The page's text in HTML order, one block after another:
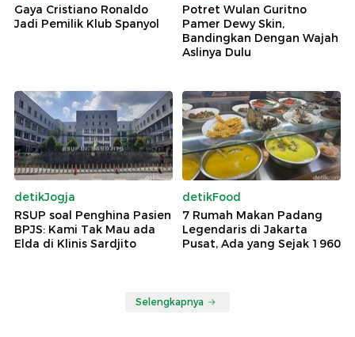
Gaya Cristiano Ronaldo
Jadi Pemilik Klub Spanyol
Potret Wulan Guritno
Pamer Dewy Skin,
Bandingkan Dengan Wajah
Aslinya Dulu
detikJogja
RSUP soal Penghina Pasien
BPJS: Kami Tak Mau ada
Elda di Klinis Sardjito
detikFood
7 Rumah Makan Padang
Legendaris di Jakarta
Pusat, Ada yang Sejak 1960
Selengkapnya